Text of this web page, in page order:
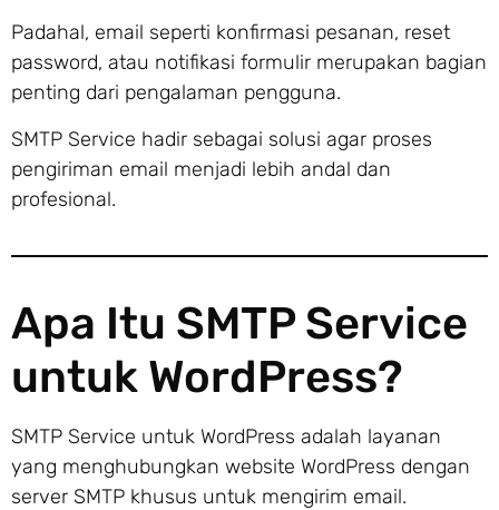
Padahal, email seperti konfirmasi pesanan, reset
password, atau notifikasi formulir merupakan bagian
penting dari pengalaman pengguna.
SMTP Service hadir sebagai solusi agar proses
pengiriman email menjadi lebih andal dan
profesional.
Apa Itu SMTP Service
untuk WordPress?
SMTP Service untuk WordPress adalah layanan
yang menghubungkan website WordPress dengan
server SMTP khusus untuk mengirim email.